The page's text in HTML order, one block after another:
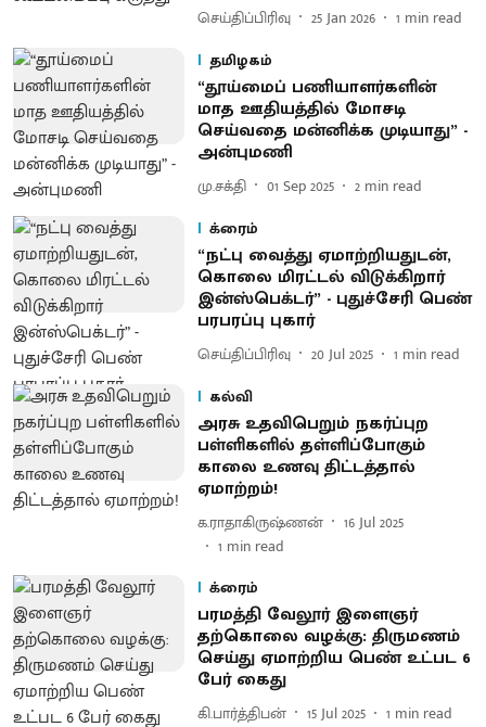
செய்திப்பிரிவு 25 Jan 2026 1 min read
தமிழகம்
“தூய்மைப் பணியாளர்களின்
மாத ஊதியத்தில் மோசடி
செய்வதை மன்னிக்க முடியாது” -
அன்புமணி
மு.சக்தி 01 Sep 2025 2 min read
க்ரைம்
“நட்பு வைத்து ஏமாற்றியதுடன்,
கொலை மிரட்டல் விடுக்கிறார்
இன்ஸ்பெக்டர்” - புதுச்சேரி பெண்
பரபரப்பு புகார்
செய்திப்பிரிவு 20 Jul 2025 1 min read
கல்வி
அரசு உதவிபெறும் நகர்ப்புற
பள்ளிகளில் தள்ளிப்போகும்
காலை உணவு திட்டத்தால்
ஏமாற்றம்!
க.ராதாகிருஷ்ணன்
16 Jul 2025
1 min read
க்ரைம்
பரமத்தி வேலூர் இளைஞர்
தற்கொலை வழக்கு: திருமணம்
செய்து ஏமாற்றிய பெண் உட்பட 6
பேர் கைது
கி.பார்த்திபன் 15 Jul 2025 1 min read